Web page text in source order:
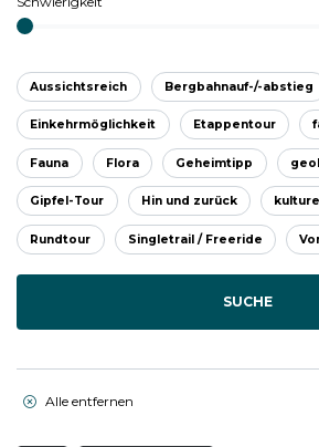
Aussichtsreich Bergbahnauf-/-abstieg
Einkehrmöglichkeit Etappentour
Fauna Flora Geheimtipp
Gipfel-Tour Hin und zurück
Rundtour Singletrail / Freeride
SUCHE
Alle entfernen